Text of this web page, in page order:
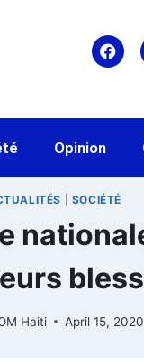
Opinion
SOCIÉTÉ
Haiti April 15, 2020